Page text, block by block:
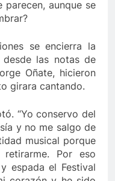
parecen, aunque se
se encierra la
las notas de
Oñate, hicieron
girara cantando.
“Yo conservo del
y no me salgo de
musical porque
Por eso
espada el Festival